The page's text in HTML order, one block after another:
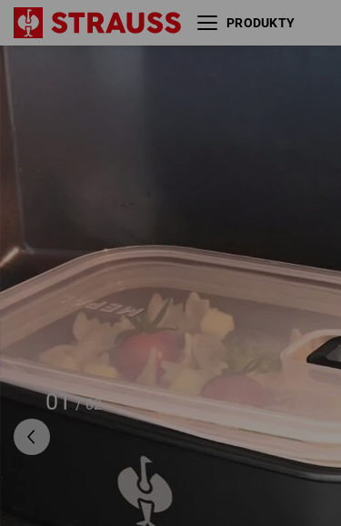
PRODUKTY
01 / 02
e.s. Mikrovlnný box na svačinu